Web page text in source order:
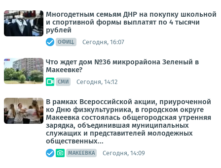
Многодетным семьям ДНР на покупку школьной
и спортивной формы выплатят по 4 тысячи
рублей
ОФИЦ. Сегодня, 16:07
Что ждет дом №36 микрорайона Зеленый в
Макеевке?
СМИ Сегодня, 14:12
В рамках Всероссийской акции, приуроченной
ко Дню физкультурника, в городском округе
Макеевка состоялась общегородская утренняя
зарядка, объединившая муниципальных
служащих и представителей молодежных
общественных...
МАКЕЕВКА Сегодня, 14:09